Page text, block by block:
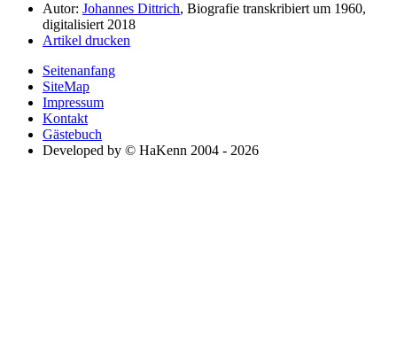
Autor: Johannes Dittrich, Biografie transkribiert um 1960,
digitalisiert 2018
Artikel drucken
Seitenanfang
SiteMap
Impressum
Kontakt
Gästebuch
Developed by © HaKenn 2004 - 2026